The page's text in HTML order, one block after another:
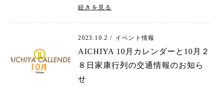
続きを見る
2023.10.2 / イベント情報
AICHIYA 10月カレンダーと10月２
８日家康行列の交通情報のお知ら
せ